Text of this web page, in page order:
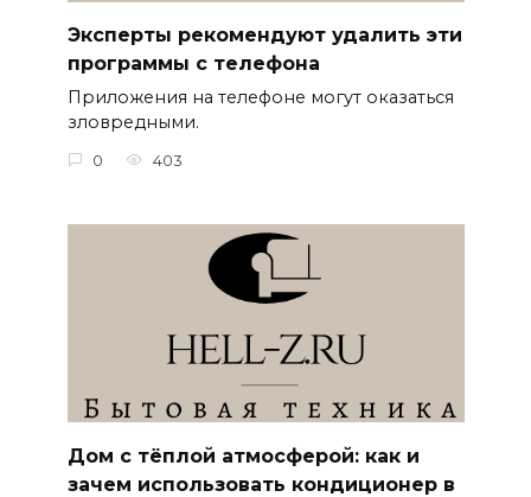
Эксперты рекомендуют удалить эти
программы с телефона
Приложения на телефоне могут оказаться
зловредными.
0 403
Дом с тёплой атмосферой: как и
зачем использовать кондиционер в